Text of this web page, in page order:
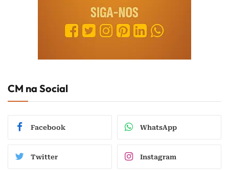
CM na Social
Facebook WhatsApp
Twitter Instagram